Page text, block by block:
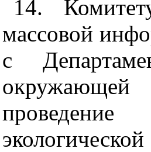
14.
массовой
с
окружающей
проведение